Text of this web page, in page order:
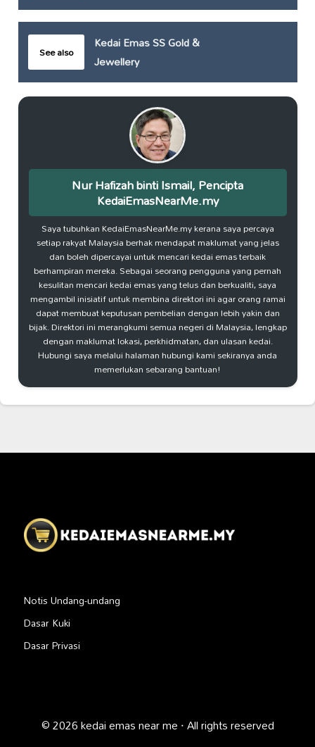
See also
Kedai Emas SS Gold &
Jewellery
Nur Hafizah binti Ismail, Pencipta
KedaiEmasNearMe.my
Saya tubuhkan KedaiEmasNearMe.my kerana saya percaya
setiap rakyat Malaysia berhak mendapat maklumat yang jelas
dan boleh dipercayai untuk mencari kedai emas terbaik
berhampiran mereka. Sebagai seorang pengguna yang pernah
kesulitan mencari kedai emas yang telus dan berkualiti, saya
mengambil inisiatif untuk membina direktori ini agar orang ramai
dapat membuat keputusan pembelian dengan lebih yakin dan
bijak. Direktori ini merangkumi semua negeri di Malaysia, lengkap
dengan maklumat lokasi, perkhidmatan, dan ulasan kedai.
Hubungi saya melalui halaman hubungi kami sekiranya anda
memerlukan sebarang bantuan!
Notis Undang-undang
Dasar Kuki
Dasar Privasi
© 2026 kedai emas near me · All rights reserved